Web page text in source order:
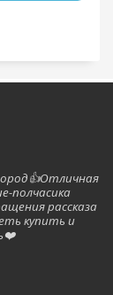
полчасика
рассказа
купить и